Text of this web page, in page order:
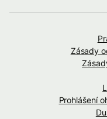
Zásady
Prohlášení